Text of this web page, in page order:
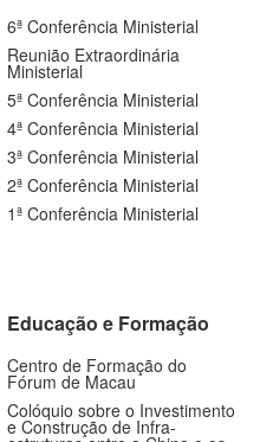
6ª Conferência Ministerial
Reunião Extraordinária
Ministerial
5ª Conferência Ministerial
4ª Conferência Ministerial
3ª Conferência Ministerial
2ª Conferência Ministerial
1ª Conferência Ministerial
Educação e Formação
Centro de Formação do
Fórum de Macau
Colóquio sobre o Investimento
e Construção de Infra-